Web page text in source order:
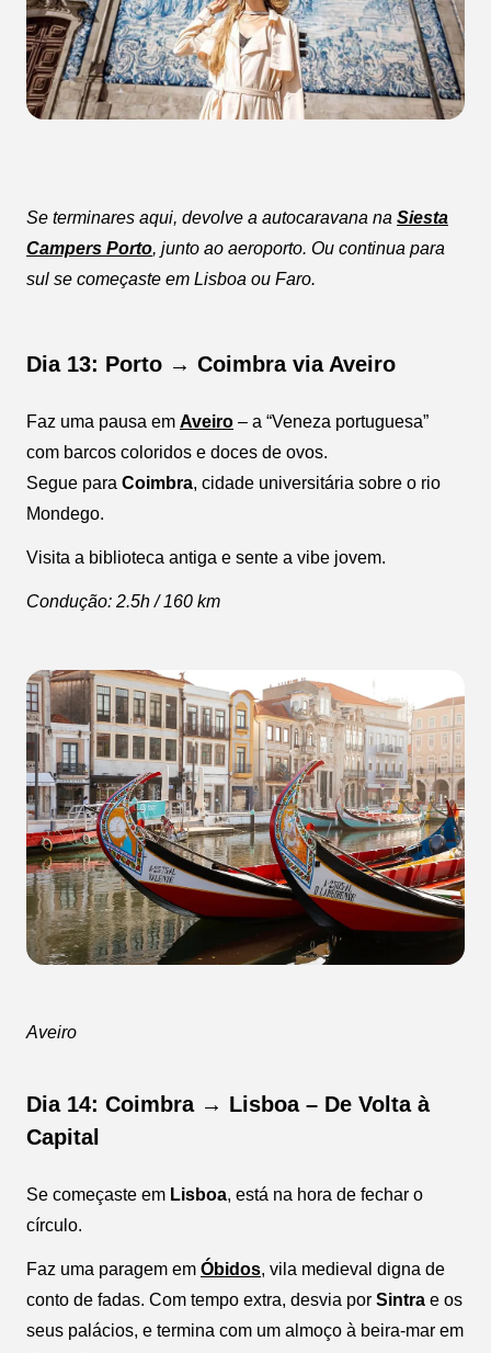
Se terminares aqui, devolve a autocaravana na Siesta
Campers Porto, junto ao aeroporto. Ou continua para
sul se começaste em Lisboa ou Faro.
Dia 13: Porto → Coimbra via Aveiro
Faz uma pausa em Aveiro – a “Veneza portuguesa”
com barcos coloridos e doces de ovos.
Segue para Coimbra, cidade universitária sobre o rio
Mondego.
Visita a biblioteca antiga e sente a vibe jovem.
Condução: 2.5h / 160 km
Aveiro
Dia 14: Coimbra → Lisboa – De Volta à
Capital
Se começaste em Lisboa, está na hora de fechar o
círculo.
Faz uma paragem em Óbidos, vila medieval digna de
conto de fadas. Com tempo extra, desvia por Sintra e os
seus palácios, e termina com um almoço à beira-mar em